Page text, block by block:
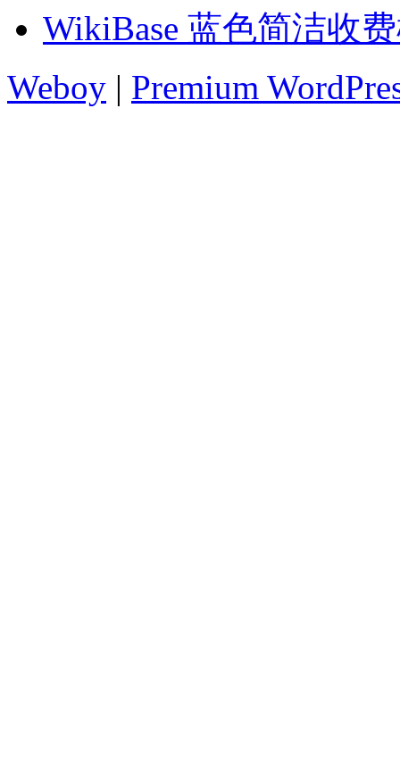
WikiBase 蓝色简洁收
Weboy | Premium